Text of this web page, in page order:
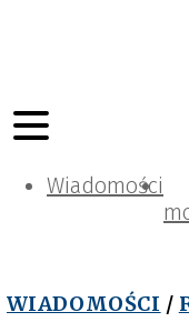
Wiadomości
WIADOMOŚCI /